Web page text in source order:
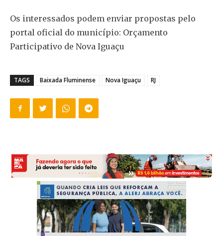
Os interessados podem enviar propostas pelo
portal oficial do município: Orçamento
Participativo de Nova Iguaçu
TAGS Baixada Fluminense Nova Iguaçu RJ